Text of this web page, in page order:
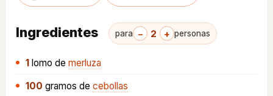
Ingredientes para − 2 + personas
1 lomo de merluza
100 gramos de cebollas